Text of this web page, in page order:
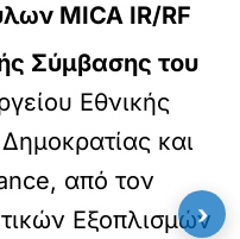
MICA IR/RF
Σύμβασης του
Εθνικής
και
από τον
Εξοπλισμών
›